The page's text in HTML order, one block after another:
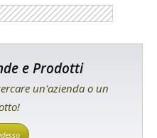
e Prodotti
un'azienda o un